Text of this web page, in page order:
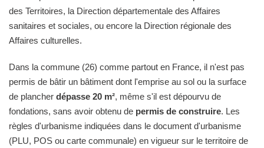
des Territoires, la Direction départementale des Affaires
sanitaires et sociales, ou encore la Direction régionale des
Affaires culturelles.
Dans la commune (26) comme partout en France, il n'est pas
permis de bâtir un bâtiment dont l'emprise au sol ou la surface
de plancher dépasse 20 m², même s'il est dépourvu de
fondations, sans avoir obtenu de permis de construire. Les
règles d'urbanisme indiquées dans le document d'urbanisme
(PLU, POS ou carte communale) en vigueur sur le territoire de